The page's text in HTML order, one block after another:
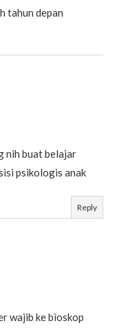
tahun depan
nih buat belajar
psikologis anak
Reply
wajib ke bioskop